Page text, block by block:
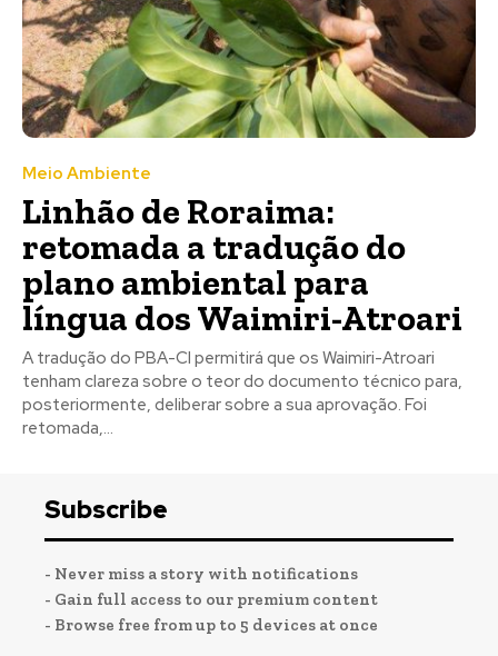
Meio Ambiente
Linhão de Roraima:
retomada a tradução do
plano ambiental para
língua dos Waimiri-Atroari
A tradução do PBA-CI permitirá que os Waimiri-Atroari
tenham clareza sobre o teor do documento técnico para,
posteriormente, deliberar sobre a sua aprovação. Foi
retomada,...
Subscribe
- Never miss a story with notifications
- Gain full access to our premium content
- Browse free from up to 5 devices at once